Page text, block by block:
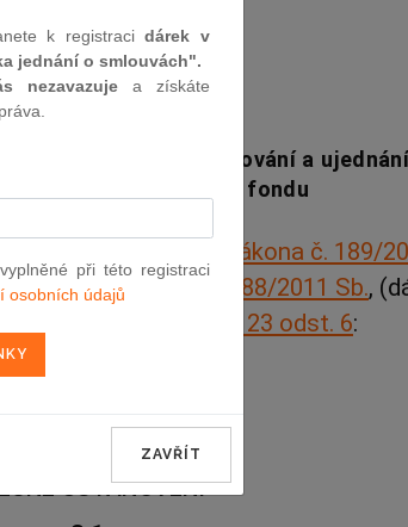
VYHLÁŠKA
27. června 2011
kolektivního investování a
smlouvy standardního fondu
zákona č. 189/
, ve zněnízákona č. 188/2011 Sb.,
§ 23 odst. 6:
ČÁST PRVNÍ
USTANOVENÍ
k registracidárek v
jednání o smlouvách".
nezavazuje a získáte
při této registraci
osobních údajů
ZAVŘÍT